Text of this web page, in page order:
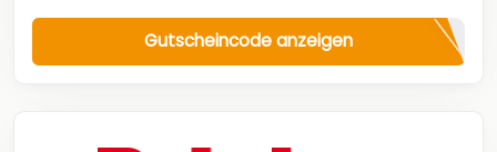
Gutscheincode anzeigen